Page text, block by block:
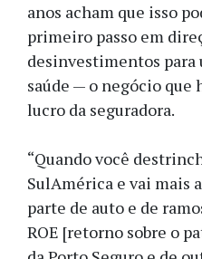
anos acham que isso
primeiro passo em
desinvestimentos
saúde — o negócio que
lucro da seguradora.
“Quando você
SulAmérica e vai mais
parte de auto e de
ROE [retorno sobre o